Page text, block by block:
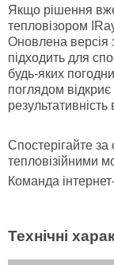
Якщо рішення
тепловізором
Оновлена версія
підходить для
будь-яких
поглядом відкриє
результативність
Спостерігайте
тепловізійними
Команда
Технічні